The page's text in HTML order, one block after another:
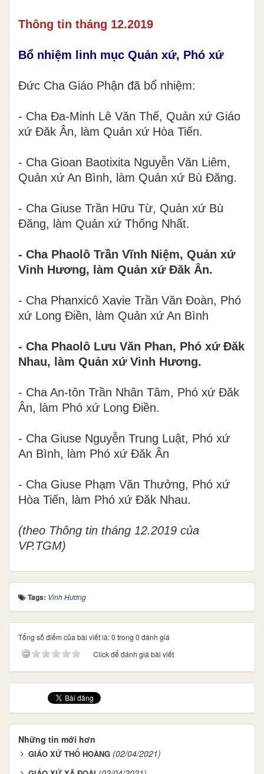
Thông tin tháng 12.2019
Bổ nhiệm linh mục Quản xứ, Phó xứ
Đức Cha Giáo Phận đã bổ nhiệm:
- Cha Đa-Minh Lê Văn Thế, Quản xứ Giáo
xứ Đăk Ân, làm Quản xứ Hòa Tiến.
- Cha Gioan Baotixita Nguyễn Văn Liêm,
Quản xứ An Bình, làm Quản xứ Bù Đăng.
- Cha Giuse Trần Hữu Từ, Quản xứ Bù
Đăng, làm Quản xứ Thống Nhất.
- Cha Phaolô Trần Vĩnh Niệm, Quản xứ
Vinh Hương, làm Quản xứ Đăk Ân.
- Cha Phanxicô Xavie Trần Văn Đoàn, Phó
xứ Long Điền, làm Quản xứ An Bình
- Cha Phaolô Lưu Văn Phan, Phó xứ Đăk
Nhau, làm Quản xứ Vinh Hương.
- Cha An-tôn Trần Nhân Tâm, Phó xứ Đăk
Ân, làm Phó xứ Long Điền.
- Cha Giuse Nguyễn Trung Luật, Phó xứ
An Bình, làm Phó xứ Đăk Ân
- Cha Giuse Phạm Văn Thưởng, Phó xứ
Hòa Tiến, làm Phó xứ Đăk Nhau.
(theo Thông tin tháng 12.2019 của
VP.TGM)
Tags: Vinh Hương
Tổng số điểm của bài viết là: 0 trong 0 đánh giá
Click để đánh giá bài viết
Những tin mới hơn
GIÁO XỨ THỔ HOÀNG (02/04/2021)